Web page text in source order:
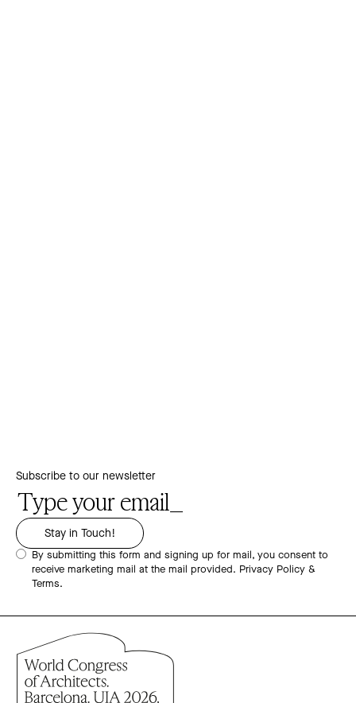
Subscribe to our newsletter
By submitting this form and signing up for mail, you consent to
receive marketing mail at the mail provided. Privacy Policy &
Terms.